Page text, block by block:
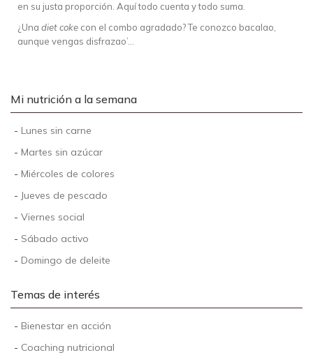
en su justa proporción. Aquí todo cuenta y todo suma.
¿Una diet coke con el combo agradado? Te conozco bacalao,
aunque vengas disfrazao’…
Mi nutrición a la semana
- Lunes sin carne
- Martes sin azúcar
- Miércoles de colores
- Jueves de pescado
- Viernes social
- Sábado activo
- Domingo de deleite
Temas de interés
- Bienestar en acción
- Coaching nutricional